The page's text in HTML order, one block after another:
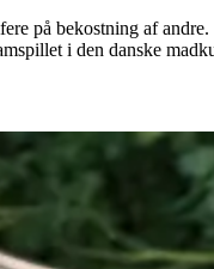
på bekostning af
i den danske